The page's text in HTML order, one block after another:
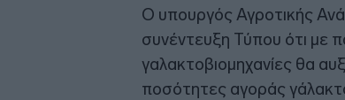
Ο υπουργός Αγροτικής
συνέντευξη Τύπου ότι με
γαλακτοβιομηχανίες θα
ποσότητες αγοράς